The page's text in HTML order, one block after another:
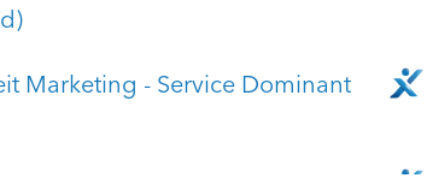
Marketing - Service Dominant